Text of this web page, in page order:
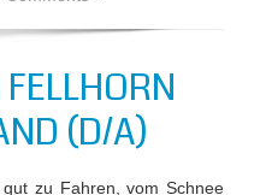
(D/A)
zu Fahren, vom Schnee